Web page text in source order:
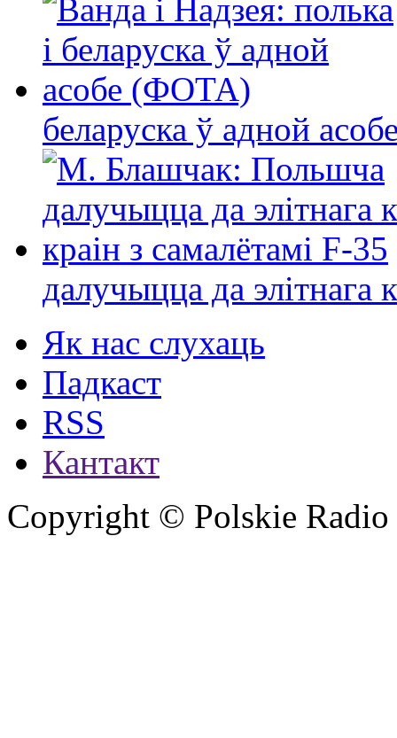
беларуска ў адной
далучыцца да элітнага
Як нас слухаць
Падкаст
RSS
Кантакт
Copyright © Polskie